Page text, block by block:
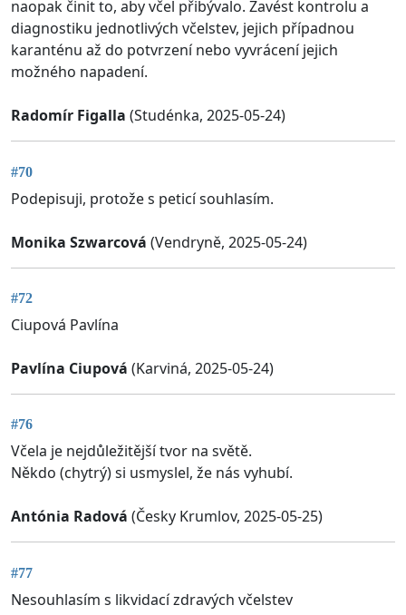
naopak činit to, aby včel přibývalo. Zavést kontrolu a
diagnostiku jednotlivých včelstev, jejich případnou
karanténu až do potvrzení nebo vyvrácení jejich
možného napadení.
Radomír Figalla (Studénka, 2025-05-24)
#70
Podepisuji, protože s peticí souhlasím.
Monika Szwarcová (Vendryně, 2025-05-24)
#72
Ciupová Pavlína
Pavlína Ciupová (Karviná, 2025-05-24)
#76
Včela je nejdůležitější tvor na světě.
Někdo (chytrý) si usmyslel, že nás vyhubí.
Antónia Radová (Česky Krumlov, 2025-05-25)
#77
Nesouhlasím s likvidací zdravých včelstev